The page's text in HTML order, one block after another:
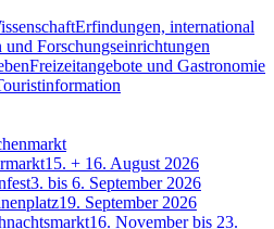
Erfindungen, international
und Forschungseinrichtungen
Freizeitangebote und Gastronomie
15. + 16. August 2026
3. bis 6. September 2026
19. September 2026
16. November bis 23.